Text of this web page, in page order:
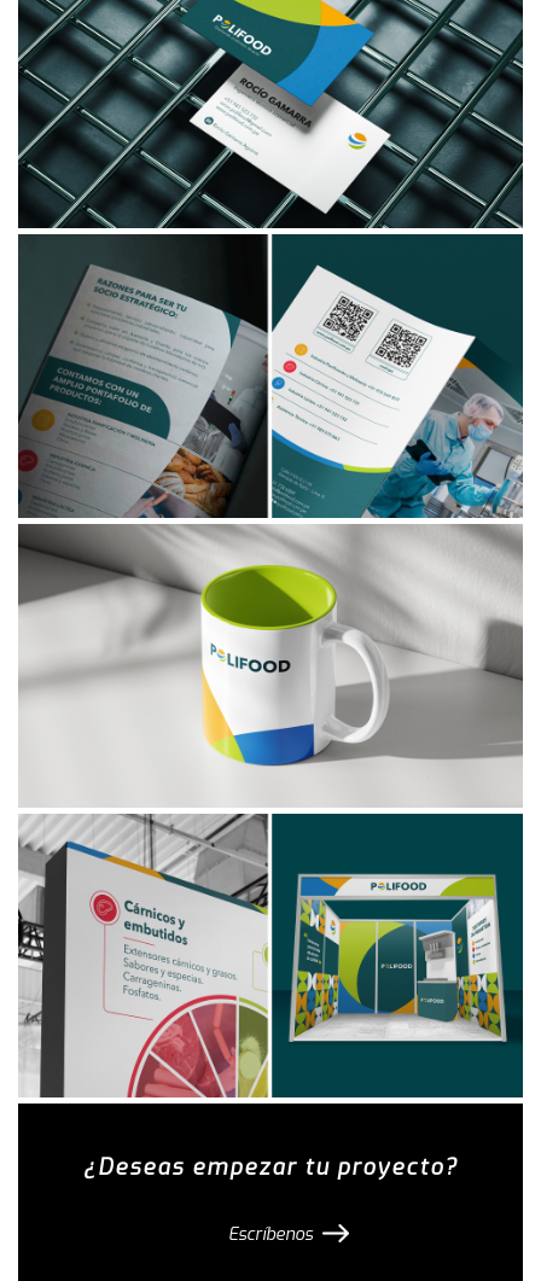
¿Deseas empezar tu proyecto?
Escríbenos